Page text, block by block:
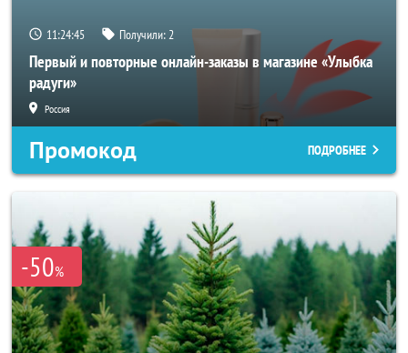
11:24:44 Получили:2
Первый и повторные онлайн-заказы в магазине «Улыбка
радуги»
Россия
Промокод ПОДРОБНЕЕ
-50%